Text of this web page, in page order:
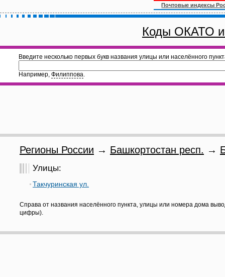
Почтовые индексы
Коды ОКАТО
Введите несколько первых букв названия улицы или населённого
Например, Филиппова.
Регионы России → Башкортостан респ. →
Улицы:
Такчуринская ул.
Справа от названия населённого пункта, улицы или номера дома
цифры).